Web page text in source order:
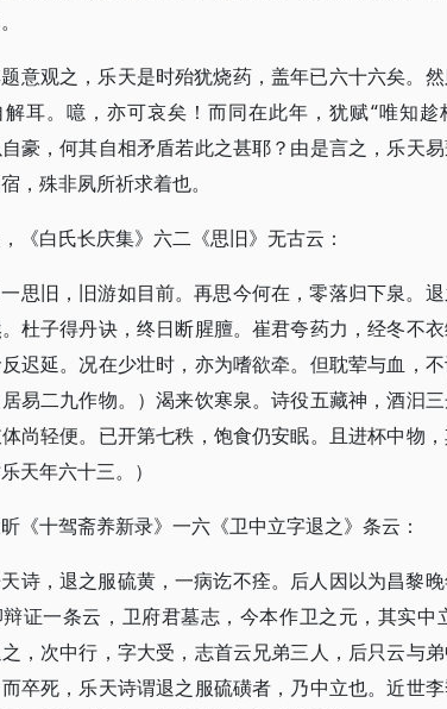
意观之，乐天是时殆犹烧药，盖年已六十六矣。
解耳。噫，亦可哀矣！而同在此年，犹赋“唯知
豪，何其自相矛盾若此之甚耶？由是言之，乐天
，殊非夙所祈求着也。
《白氏长庆集》六二《思旧》无古云：
思旧，旧游如目前。再思今何在，零落归下泉。
杜子得丹诀，终日断腥膻。崔君夸药力，经冬不
迟延。况在少壮时，亦为嗜欲牵。但耽荤与血，
易二九作物。）渴来饮寒泉。诗役五藏神，酒汩
尚轻便。已开第七秩，饱食仍安眠。且进杯中物
天年六十三。）
《十驾斋养新录》一六《卫中立字退之》条云：
诗，退之服硫黄，一病讫不痊。后人因以为昌黎
证一条云，卫府君墓志，今本作卫之元，其实
，次中行，字大受，志首云兄弟三人，后只云与
卒死，乐天诗谓退之服硫磺者，乃中立也。近世